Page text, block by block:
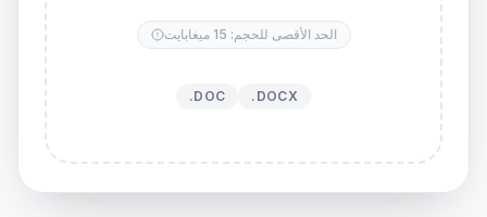
الحد الأقصى للحجم: 15 ميغابايت
.DOC .DOCX